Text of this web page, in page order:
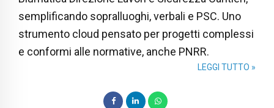
semplificando sopralluoghi, verbali e PSC. Uno
strumento cloud pensato per progetti complessi
e conformi alle normative, anche PNRR.
LEGGI TUTTO »